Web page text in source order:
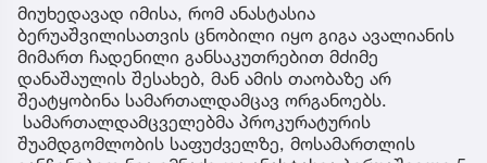
მიუხედავად იმისა, რომ ანასტასია
ბერუაშვილისათვის ცნობილი იყო გიგა ავალიანის
მიმართ ჩადენილი განსაკუთრებით მძიმე
დანაშაულის შესახებ, მან ამის თაობაზე არ
შეატყობინა სამართალდამცავ ორგანოებს.
სამართალდამცველებმა პროკურატურის
შუამდგომლობის საფუძველზე, მოსამართლის